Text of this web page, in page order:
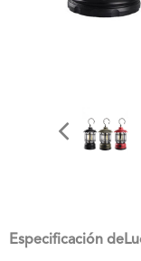
Especificación de